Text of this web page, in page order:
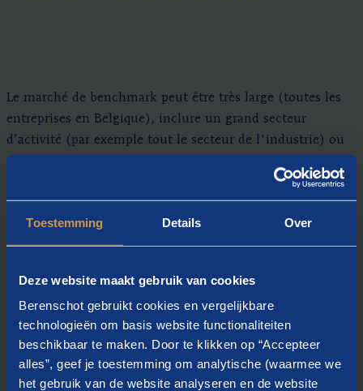
Toestemming Details Over
Deze website maakt gebruik van cookies
Berenschot gebruikt cookies en vergelijkbare
technologieën om basis website functionaliteiten
beschikbaar te maken. Door te klikken op “Accepteer
alles”, geef je toestemming om analytische (waarmee we
het gebruik van de website analyseren en de website
Le marché de benchmark peut être très large (toutes les
entreprises en Belgique), inclure un grand secteur
d’activité (par exemple tout le secteur de l'industrie) ou
un sous-secteur spécifique (par exemple l’industrie
variable, et total) ainsi que sur les avantages (voitures de
repas, …) et les frais d'indemnité.
Si vous le souhaitez, nous pouvons positionner
graphiquement les salaires de vos employés par rapport
aux données salariales du marché, ce qui donne une